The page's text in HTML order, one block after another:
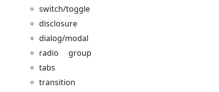
switch/toggle
disclosure
dialog/modal
radio group
tabs
transition